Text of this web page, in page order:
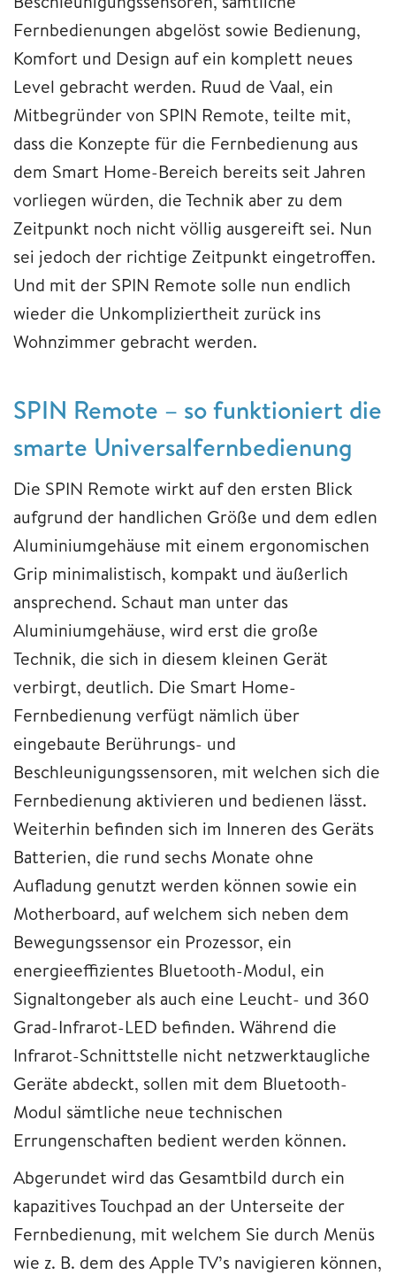
Fernbedienungen abgelöst sowie Bedienung,
Komfort und Design auf ein komplett neues
Level gebracht werden. Ruud de Vaal, ein
Mitbegründer von SPIN Remote, teilte mit,
dass die Konzepte für die Fernbedienung aus
dem Smart Home-Bereich bereits seit Jahren
vorliegen würden, die Technik aber zu dem
Zeitpunkt noch nicht völlig ausgereift sei. Nun
sei jedoch der richtige Zeitpunkt eingetroffen.
Und mit der SPIN Remote solle nun endlich
wieder die Unkompliziertheit zurück ins
Wohnzimmer gebracht werden.
SPIN Remote – so funktioniert die
smarte Universalfernbedienung
Die SPIN Remote wirkt auf den ersten Blick
aufgrund der handlichen Größe und dem edlen
Aluminiumgehäuse mit einem ergonomischen
Grip minimalistisch, kompakt und äußerlich
ansprechend. Schaut man unter das
Aluminiumgehäuse, wird erst die große
Technik, die sich in diesem kleinen Gerät
verbirgt, deutlich. Die Smart Home-
Fernbedienung verfügt nämlich über
eingebaute Berührungs- und
Beschleunigungssensoren, mit welchen sich die
Fernbedienung aktivieren und bedienen lässt.
Weiterhin befinden sich im Inneren des Geräts
Batterien, die rund sechs Monate ohne
Aufladung genutzt werden können sowie ein
Motherboard, auf welchem sich neben dem
Bewegungssensor ein Prozessor, ein
energieeffizientes Bluetooth-Modul, ein
Signaltongeber als auch eine Leucht- und 360
Grad-Infrarot-LED befinden. Während die
Infrarot-Schnittstelle nicht netzwerktaugliche
Geräte abdeckt, sollen mit dem Bluetooth-
Modul sämtliche neue technischen
Errungenschaften bedient werden können.
Abgerundet wird das Gesamtbild durch ein
kapazitives Touchpad an der Unterseite der
Fernbedienung, mit welchem Sie durch Menüs
wie z. B. dem des Apple TV’s navigieren können,